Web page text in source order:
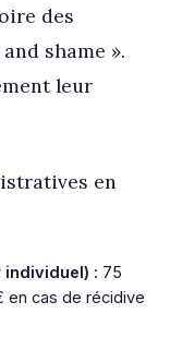
des
shame ».
leur
en
individuel) : 75
en cas de récidive